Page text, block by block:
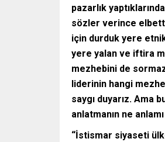
pazarlık
sözler verince
için durduk yere
yere yalan ve iftira
mezhebini de
liderinin hangi
saygı duyarız. Ama
anlatmanın ne
“İstismar siyaseti